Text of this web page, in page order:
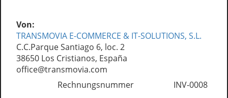
Von:
TRANSMOVIA E-COMMERCE & IT-SOLUTIONS, S.L.
C.C.Parque Santiago 6, loc. 2
38650 Los Cristianos, España
office@transmovia.com
Rechnungsnummer
INV-0008